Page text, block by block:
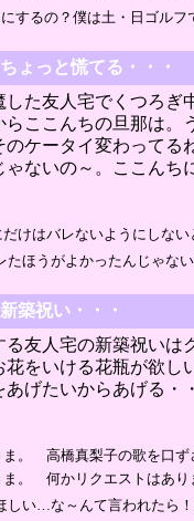
するの？僕は土・日ゴルフ
ょっと慌てる・・・
した友人宅でくつろぎ
らここんちの旦那は。
のケータイ変わって
ゃないの～。ここんち
だけはバレないようにしな
たほうがよかったんじゃな
築祝い・・・
友人宅の新築祝いは
花をいける花瓶が欲し
げたいからあげる・
ま。 高橋真梨子の歌を口ず
。 何かリクエストはあり
しい…な～んて言われたら